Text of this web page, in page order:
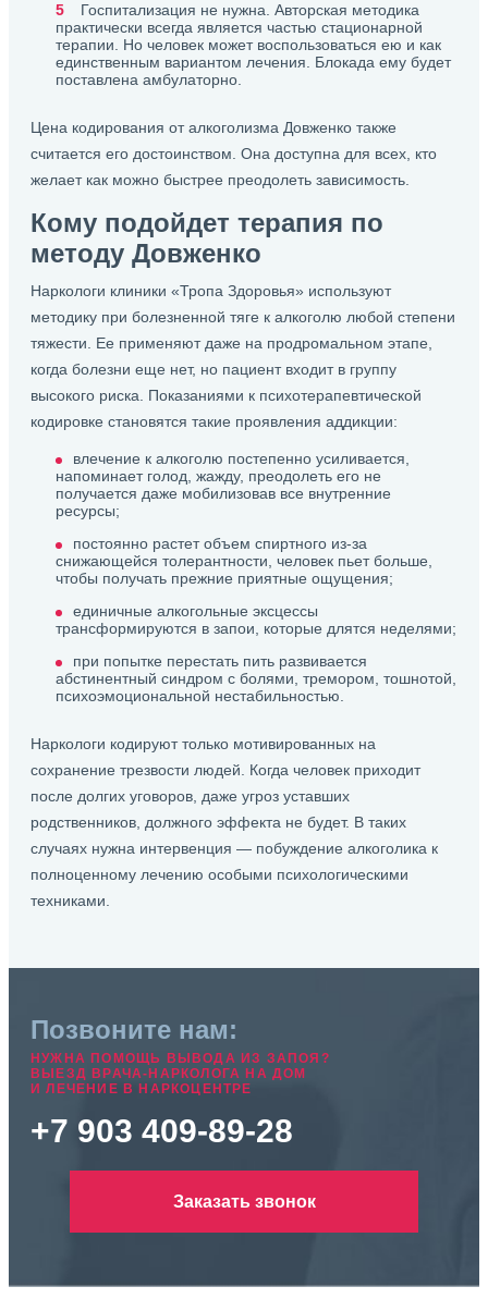
Госпитализация не нужна. Авторская методика
практически всегда является частью стационарной
терапии. Но человек может воспользоваться ею и как
единственным вариантом лечения. Блокада ему будет
поставлена амбулаторно.
Цена кодирования от алкоголизма Довженко также
считается его достоинством. Она доступна для всех, кто
желает как можно быстрее преодолеть зависимость.
Кому подойдет терапия по
методу Довженко
Наркологи клиники «Тропа Здоровья» используют
методику при болезненной тяге к алкоголю любой степени
тяжести. Ее применяют даже на продромальном этапе,
когда болезни еще нет, но пациент входит в группу
высокого риска. Показаниями к психотерапевтической
кодировке становятся такие проявления аддикции:
влечение к алкоголю постепенно усиливается,
напоминает голод, жажду, преодолеть его не
получается даже мобилизовав все внутренние
ресурсы;
постоянно растет объем спиртного из-за
снижающейся толерантности, человек пьет больше,
чтобы получать прежние приятные ощущения;
единичные алкогольные эксцессы
трансформируются в запои, которые длятся неделями;
при попытке перестать пить развивается
абстинентный синдром с болями, тремором, тошнотой,
психоэмоциональной нестабильностью.
Наркологи кодируют только мотивированных на
сохранение трезвости людей. Когда человек приходит
после долгих уговоров, даже угроз уставших
родственников, должного эффекта не будет. В таких
случаях нужна интервенция — побуждение алкоголика к
полноценному лечению особыми психологическими
техниками.
Позвоните нам:
НУЖНА ПОМОЩЬ ВЫВОДА ИЗ ЗАПОЯ?
ВЫЕЗД ВРАЧА-НАРКОЛОГА НА ДОМ
И ЛЕЧЕНИЕ В НАРКОЦЕНТРЕ
+7 903 409-89-28
Заказать звонок